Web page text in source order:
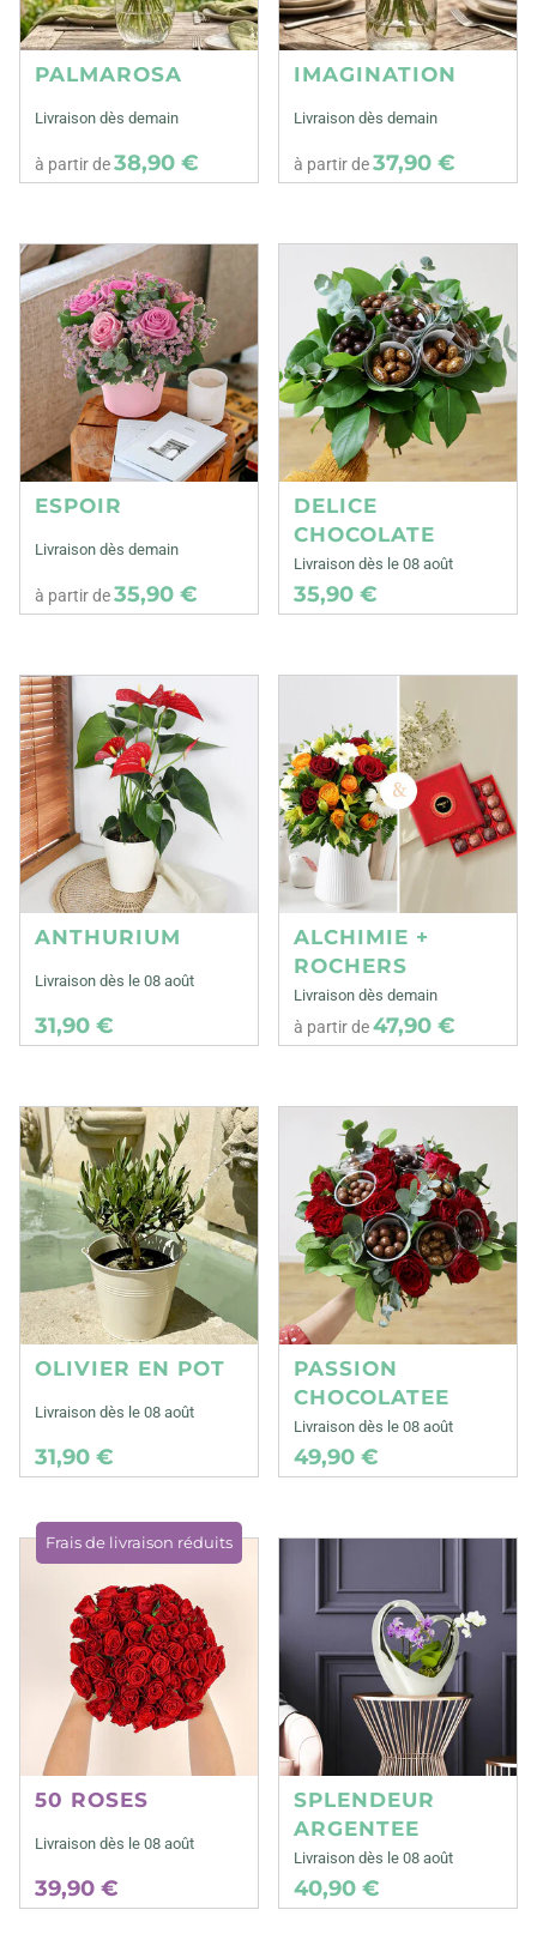
PALMAROSA
Livraison dès demain
à partir de38,90 €
IMAGINATION
Livraison dès demain
à partir de37,90 €
ESPOIR
Livraison dès demain
à partir de35,90 €
DELICE
CHOCOLATE
Livraison dès le 08 août
35,90 €
ANTHURIUM
Livraison dès le 08 août
31,90 €
ALCHIMIE +
ROCHERS
Livraison dès demain
à partir de47,90 €
OLIVIER EN POT
Livraison dès le 08 août
31,90 €
PASSION
CHOCOLATEE
Livraison dès le 08 août
49,90 €
Frais de livraison réduits
50 ROSES
Livraison dès le 08 août
39,90 €
SPLENDEUR
ARGENTEE
Livraison dès le 08 août
40,90 €